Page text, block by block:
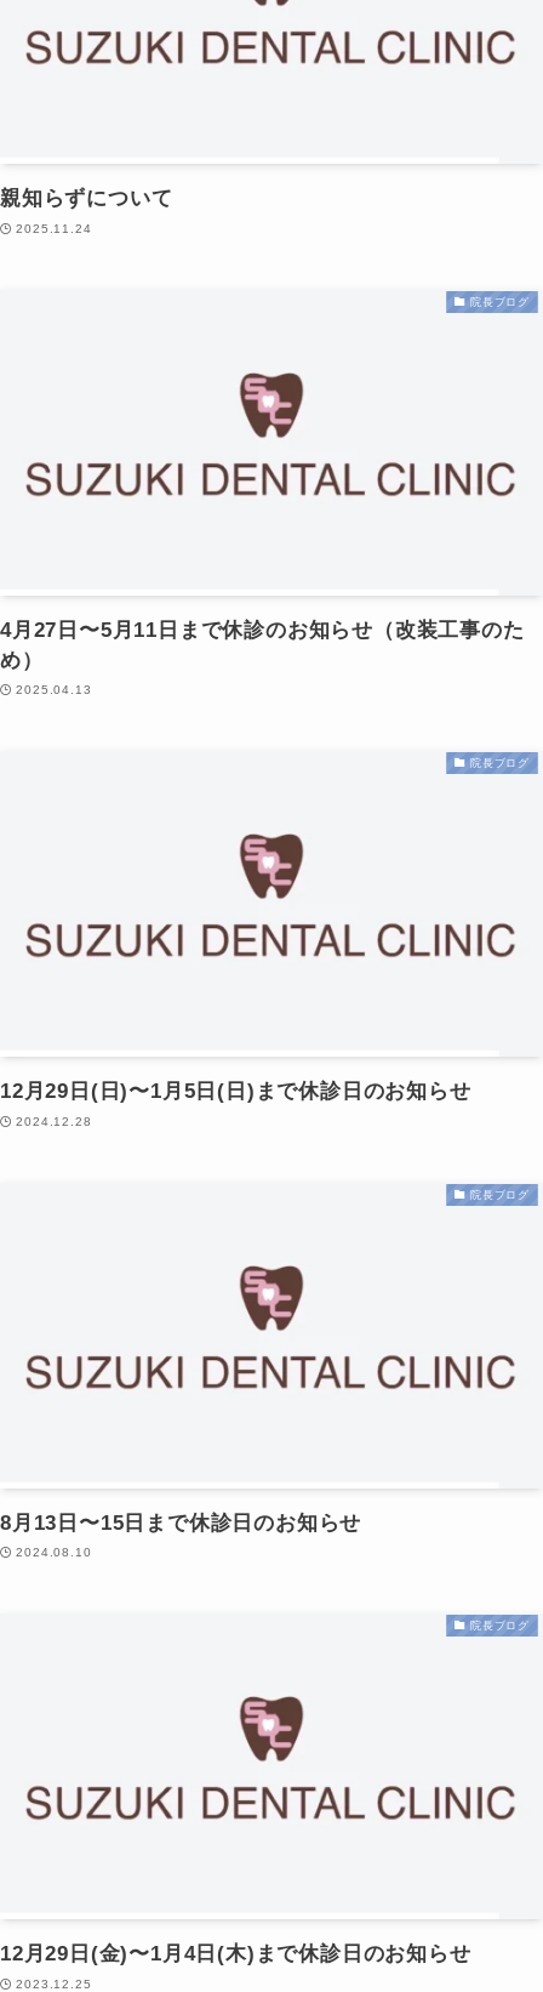
親知らずについて
2025.11.24
院長ブログ
4月27日〜5月11日まで休診のお知らせ（改装工事のた
め）
2025.04.13
院長ブログ
12月29日(日)〜1月5日(日)まで休診日のお知らせ
2024.12.28
院長ブログ
8月13日〜15日まで休診日のお知らせ
2024.08.10
院長ブログ
12月29日(金)〜1月4日(木)まで休診日のお知らせ
2023.12.25